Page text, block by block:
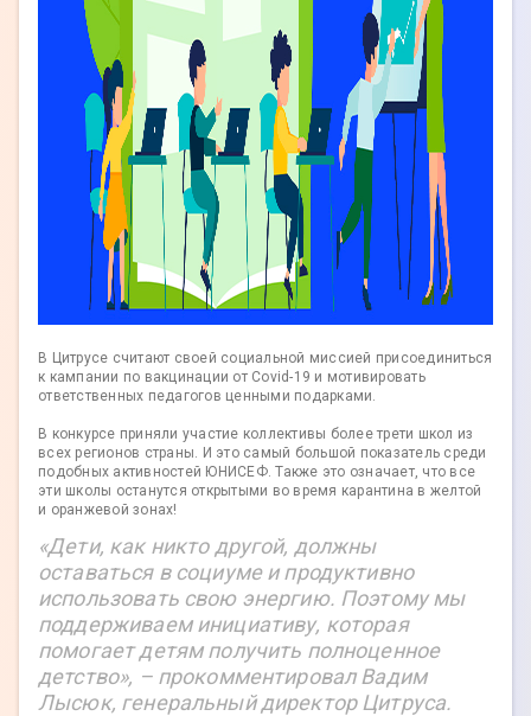
В Цитрусе считают своей социальной миссией присоединиться
к кампании по вакцинации от Covid-19 и мотивировать
ответственных педагогов ценными подарками.
В конкурсе приняли участие коллективы более трети школ из
всех регионов страны. И это самый большой показатель среди
подобных активностей ЮНИСЕФ. Также это означает, что все
эти школы останутся открытыми во время карантина в желтой
и оранжевой зонах!
«Дети, как никто другой, должны
оставаться в социуме и продуктивно
использовать свою энергию. Поэтому мы
поддерживаем инициативу, которая
помогает детям получить полноценное
детство», – прокомментировал Вадим
Лысюк, генеральный директор Цитруса.